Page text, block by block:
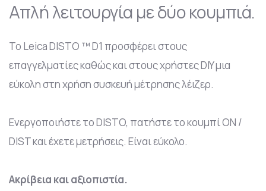
Απλή λειτουργία με δύο κουμπιά.
Το Leica DISTO ™ D1 προσφέρει στους
επαγγελματίες καθώς και στους χρήστες DIY μια
εύκολη στη χρήση συσκευή μέτρησης λέιζερ.
Ενεργοποιήστε το DISTO, πατήστε το κουμπί ON /
DIST και έχετε μετρήσεις. Είναι εύκολο.
Ακρίβεια και αξιοπιστία.